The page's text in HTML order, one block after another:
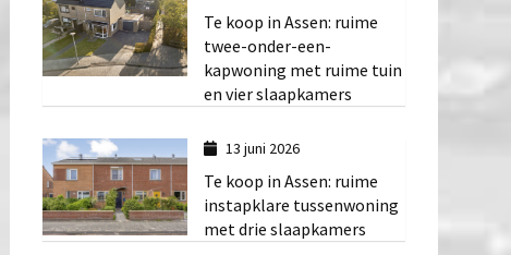
Te koop in Assen: ruime
twee-onder-een-
kapwoning met ruime tuin
en vier slaapkamers
13 juni 2026
Te koop in Assen: ruime
instapklare tussenwoning
met drie slaapkamers